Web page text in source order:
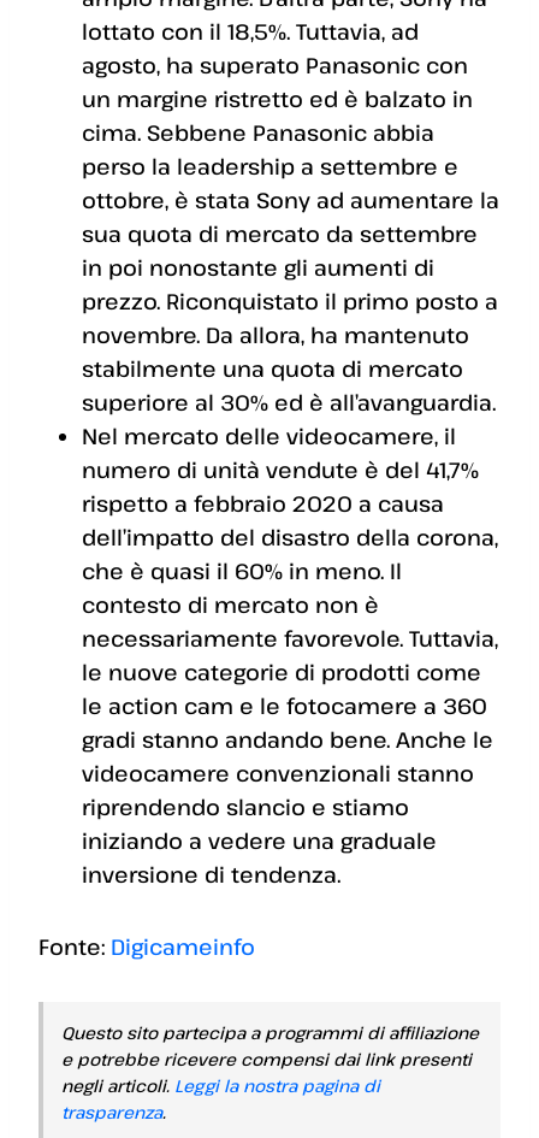
lottato con il 18,5%. Tuttavia, ad
agosto, ha superato Panasonic con
un margine ristretto ed è balzato in
cima. Sebbene Panasonic abbia
perso la leadership a settembre e
ottobre, è stata Sony ad aumentare la
sua quota di mercato da settembre
in poi nonostante gli aumenti di
prezzo. Riconquistato il primo posto a
novembre. Da allora, ha mantenuto
stabilmente una quota di mercato
superiore al 30% ed è all’avanguardia.
Nel mercato delle videocamere, il
numero di unità vendute è del 41,7%
rispetto a febbraio 2020 a causa
dell’impatto del disastro della corona,
che è quasi il 60% in meno. Il
contesto di mercato non è
necessariamente favorevole. Tuttavia,
le nuove categorie di prodotti come
le action cam e le fotocamere a 360
gradi stanno andando bene. Anche le
videocamere convenzionali stanno
riprendendo slancio e stiamo
iniziando a vedere una graduale
inversione di tendenza.
Fonte: Digicameinfo
Questo sito partecipa a programmi di affiliazione
e potrebbe ricevere compensi dai link presenti
negli articoli. Leggi la nostra pagina di
trasparenza.